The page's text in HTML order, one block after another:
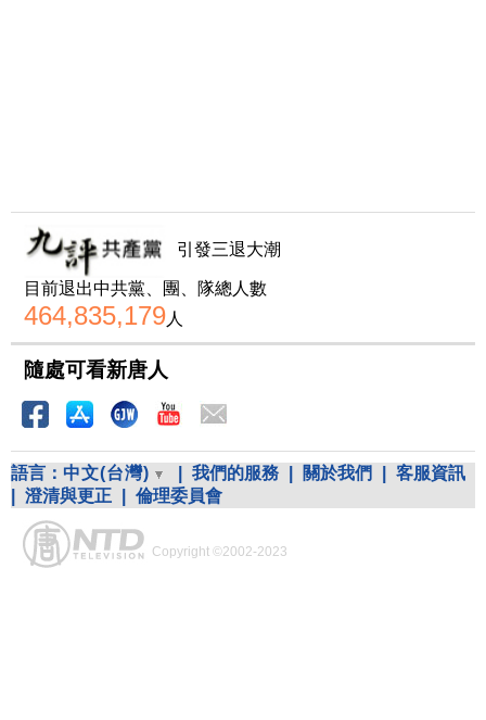
引發三退大潮
目前退出中共黨、團、隊總人數
464,835,179人
隨處可看新唐人
語言： 中文(台灣) 我們的服務 關於我們
客服資訊
澄清與更正 倫理委員會
Copyright ©2002-2023